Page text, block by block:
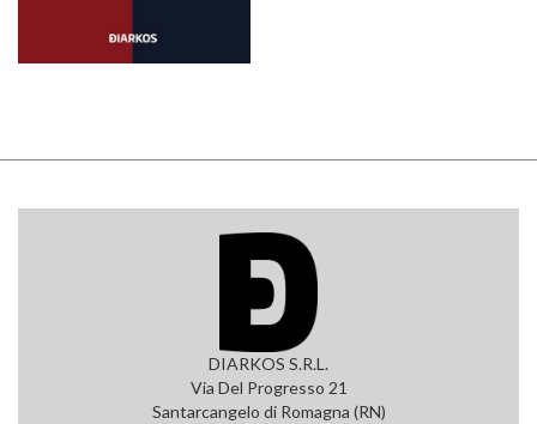
DIARKOS S.R.L.
Via Del Progresso 21
Santarcangelo di Romagna (RN)